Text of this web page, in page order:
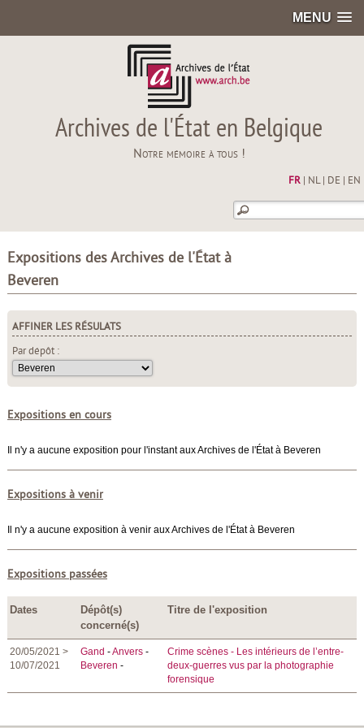
MENU
Archives de l'État en Belgique
Notre mémoire à tous !
FR| NL| DE EN
Expositions des Archives de l'État à
Beveren
AFFINER LES RÉSULATS
Par dépôt :
Expositions en cours
Il n'y a aucune exposition pour l'instant aux Archives de l'État à Beveren
Expositions à venir
Il n'y a aucune exposition à venir aux Archives de l'État à Beveren
Expositions passées
Dates
Dépôt(s)
concerné(s)
Titre de l'exposition
20/05/2021 >
10/07/2021
Gand -Anvers -
Beveren -
Crime scènes - Les intérieurs de l’entre-
deux-guerres vus par la photographie
forensique